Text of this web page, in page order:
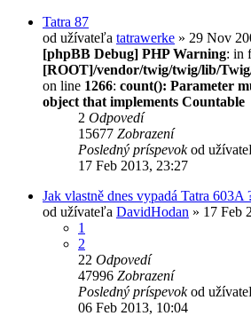
Tatra 87
od užívateľa tatrawerke » 29 Nov
[phpBB Debug] PHP Warning: in
[ROOT]/vendor/twig/twig/lib/
on line 1266: count(): Parameter
object that implements Countable
2 Odpovedí
15677 Zobrazení
Posledný príspevokod
17 Feb 2013, 23:27
Jak vlastně dnes vypadá Tatra 603A
od užívateľa DavidHodan » 17 Feb
1
2
22 Odpovedí
47996 Zobrazení
Posledný príspevokod
06 Feb 2013, 10:04